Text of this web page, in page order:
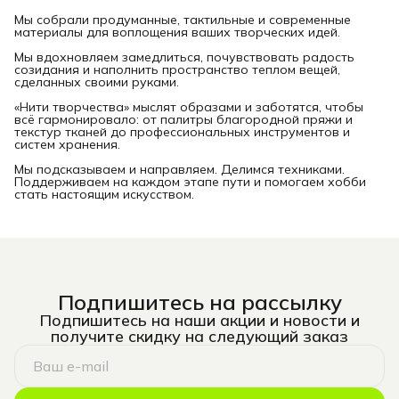
Мы собрали продуманные, тактильные и современные
материалы для воплощения ваших творческих идей.
Мы вдохновляем замедлиться, почувствовать радость
созидания и наполнить пространство теплом вещей,
сделанных своими руками.
«Нити творчества» мыслят образами и заботятся, чтобы
всё гармонировало: от палитры благородной пряжи и
текстур тканей до профессиональных инструментов и
систем хранения.
Мы подсказываем и направляем. Делимся техниками.
Поддерживаем на каждом этапе пути и помогаем хобби
стать настоящим искусством.
Подпишитесь на рассылку
Подпишитесь на наши акции и новости и
получите скидку на следующий заказ